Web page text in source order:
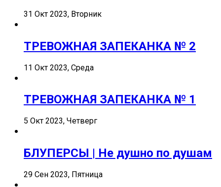
31 Окт 2023, Вторник
ТРЕВОЖНАЯ ЗАПЕКАНКА № 2
11 Окт 2023, Среда
ТРЕВОЖНАЯ ЗАПЕКАНКА № 1
5 Окт 2023, Четверг
БЛУПЕРСЫ | Не душно по душам
29 Сен 2023, Пятница